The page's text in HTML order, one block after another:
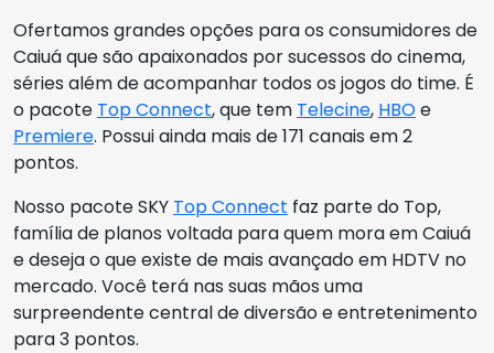
Ofertamos grandes opções para os consumidores de
Caiuá que são apaixonados por sucessos do cinema,
séries além de acompanhar todos os jogos do time. É
o pacote Top Connect, que tem Telecine, HBOe
Premiere. Possui ainda mais de 171 canais em 2
pontos.
Nosso pacote SKY Top Connect faz parte do Top,
família de planos voltada para quem mora em Caiuá
e deseja o que existe de mais avançado em HDTV no
mercado. Você terá nas suas mãos uma
surpreendente central de diversão e entretenimento
para 3 pontos.